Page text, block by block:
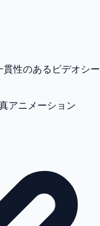
性のあるビデオシー
アニメーション